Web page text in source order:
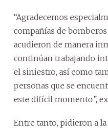
“Agradecemos
compañías de
acudieron de manera
continúan trabajando
el siniestro, así como
personas que se
este difícil momento”,
Entre tanto, pidieron a